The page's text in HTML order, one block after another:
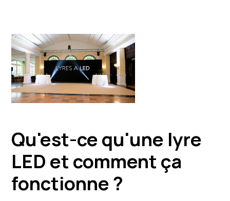
Qu'est-ce qu'une lyre
LED et comment ça
fonctionne ?